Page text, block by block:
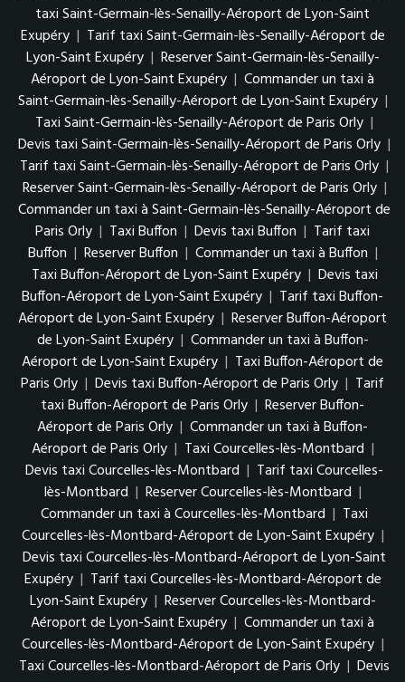
taxi Saint-Germain-lès-Senailly-Aéroport de Lyon-Saint
Exupéry | Tarif taxi Saint-Germain-lès-Senailly-Aéroport de
Lyon-Saint Exupéry | Reserver Saint-Germain-lès-Senailly-
Aéroport de Lyon-Saint Exupéry | Commander un taxi à
Saint-Germain-lès-Senailly-Aéroport de Lyon-Saint Exupéry |
Taxi Saint-Germain-lès-Senailly-Aéroport de Paris Orly |
Devis taxi Saint-Germain-lès-Senailly-Aéroport de Paris Orly |
Tarif taxi Saint-Germain-lès-Senailly-Aéroport de Paris Orly |
Reserver Saint-Germain-lès-Senailly-Aéroport de Paris Orly |
Commander un taxi à Saint-Germain-lès-Senailly-Aéroport de
Paris Orly | Taxi Buffon | Devis taxi Buffon | Tarif taxi
Buffon | Reserver Buffon | Commander un taxi à Buffon |
Taxi Buffon-Aéroport de Lyon-Saint Exupéry | Devis taxi
Buffon-Aéroport de Lyon-Saint Exupéry | Tarif taxi Buffon-
Aéroport de Lyon-Saint Exupéry | Reserver Buffon-Aéroport
de Lyon-Saint Exupéry | Commander un taxi à Buffon-
Aéroport de Lyon-Saint Exupéry | Taxi Buffon-Aéroport de
Paris Orly | Devis taxi Buffon-Aéroport de Paris Orly | Tarif
taxi Buffon-Aéroport de Paris Orly | Reserver Buffon-
Aéroport de Paris Orly | Commander un taxi à Buffon-
Aéroport de Paris Orly | Taxi Courcelles-lès-Montbard |
Devis taxi Courcelles-lès-Montbard | Tarif taxi Courcelles-
lès-Montbard | Reserver Courcelles-lès-Montbard |
Commander un taxi à Courcelles-lès-Montbard | Taxi
Courcelles-lès-Montbard-Aéroport de Lyon-Saint Exupéry |
Devis taxi Courcelles-lès-Montbard-Aéroport de Lyon-Saint
Exupéry | Tarif taxi Courcelles-lès-Montbard-Aéroport de
Lyon-Saint Exupéry | Reserver Courcelles-lès-Montbard-
Aéroport de Lyon-Saint Exupéry | Commander un taxi à
Courcelles-lès-Montbard-Aéroport de Lyon-Saint Exupéry |
Taxi Courcelles-lès-Montbard-Aéroport de Paris Orly | Devis